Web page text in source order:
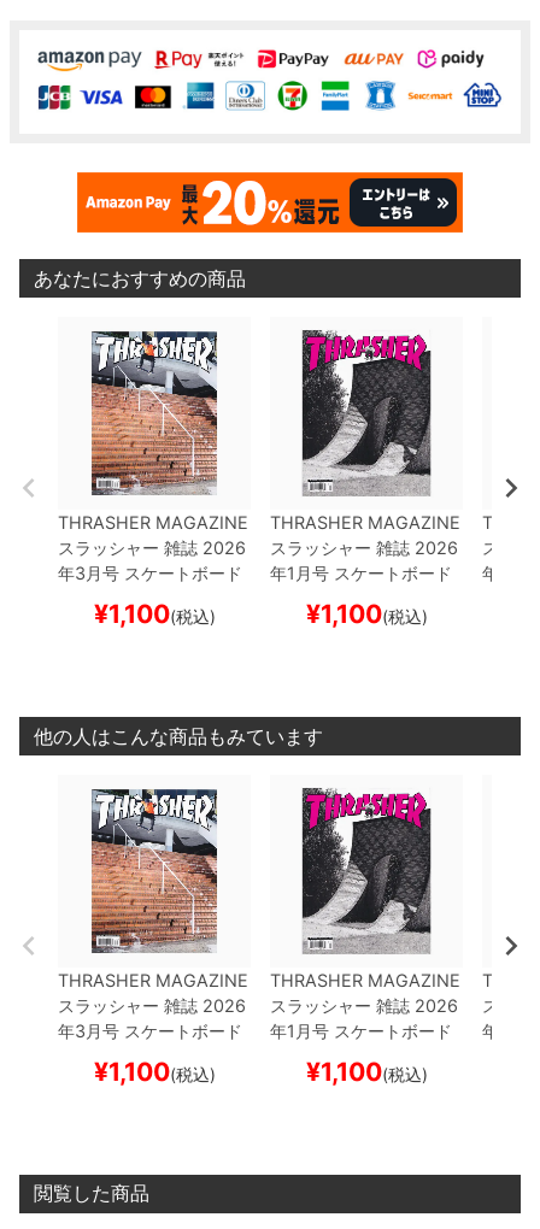
あなたにおすすめの商品
THRASHER MAGAZINE
スラッシャー 雑誌 2026
年3月号 スケートボード
¥1,100(税込)
THRASHER MAGAZINE
スラッシャー 雑誌 2026
年1月号 スケートボード
¥1,100(税込)
スラッ
年8月
他の人はこんな商品もみています
THRASHER MAGAZINE
スラッシャー 雑誌 2026
年3月号 スケートボード
¥1,100(税込)
THRASHER MAGAZINE
スラッシャー 雑誌 2026
年1月号 スケートボード
¥1,100(税込)
スラッ
年8月
閲覧した商品